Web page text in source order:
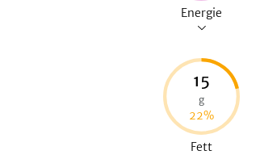
Energie
15
g
22%
Fett